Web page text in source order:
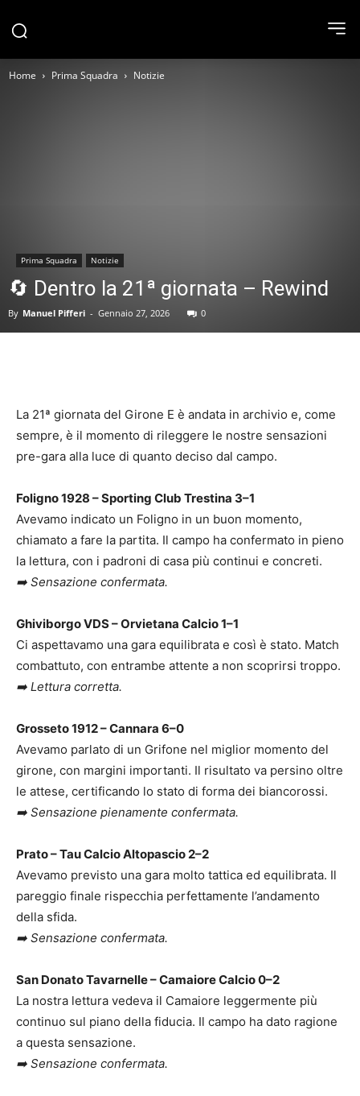
Home Prima Squadra Notizie
Prima Squadra Notizie
🔄 Dentro la 21ª giornata – Rewind
By Manuel Pifferi - Gennaio 27, 2026 0
La 21ª giornata del Girone E è andata in archivio e, come
sempre, è il momento di rileggere le nostre sensazioni
pre-gara alla luce di quanto deciso dal campo.
Foligno 1928 – Sporting Club Trestina 3–1
Avevamo indicato un Foligno in un buon momento,
chiamato a fare la partita. Il campo ha confermato in pieno
la lettura, con i padroni di casa più continui e concreti.
➡️ Sensazione confermata.
Ghiviborgo VDS – Orvietana Calcio 1–1
Ci aspettavamo una gara equilibrata e così è stato. Match
combattuto, con entrambe attente a non scoprirsi troppo.
➡️ Lettura corretta.
Grosseto 1912 – Cannara 6–0
Avevamo parlato di un Grifone nel miglior momento del
girone, con margini importanti. Il risultato va persino oltre
le attese, certificando lo stato di forma dei biancorossi.
➡️ Sensazione pienamente confermata.
Prato – Tau Calcio Altopascio 2–2
Avevamo previsto una gara molto tattica ed equilibrata. Il
pareggio finale rispecchia perfettamente l’andamento
della sfida.
➡️ Sensazione confermata.
San Donato Tavarnelle – Camaiore Calcio 0–2
La nostra lettura vedeva il Camaiore leggermente più
continuo sul piano della fiducia. Il campo ha dato ragione
a questa sensazione.
➡️ Sensazione confermata.